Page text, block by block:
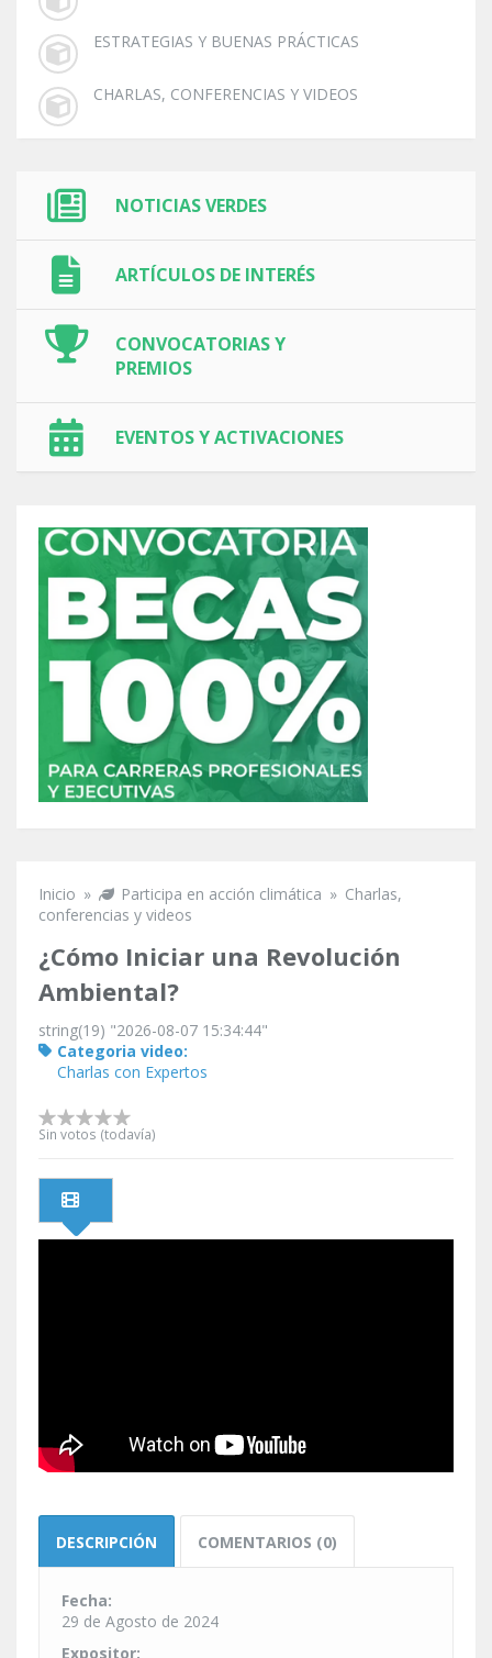
ESTRATEGIAS Y BUENAS PRÁCTICAS
CHARLAS, CONFERENCIAS Y VIDEOS
NOTICIAS VERDES
ARTÍCULOS DE INTERÉS
CONVOCATORIAS Y
PREMIOS
EVENTOS Y ACTIVACIONES
Se encuentra usted aquí
Inicio » Participa en acción climática » Charlas,
conferencias y videos
¿Cómo Iniciar una Revolución
Ambiental?
string(19) "2026-08-07 15:34:44"
Categoria video:
Charlas con Expertos
Sin votos (todavía)
DESCRIPCIÓN COMENTARIOS (0)
Fecha:
29 de Agosto de 2024
Expositor: